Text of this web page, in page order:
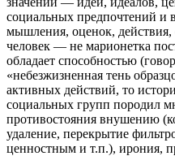
социальных предпочтений и
мышления, оценок,
человек — не марионетка
обладает способностью
«небезжизненная тень
активных действий, то
социальных групп породил
противостояния внушению
удаление, перекрытие
ценностным и т.п.), ирония,